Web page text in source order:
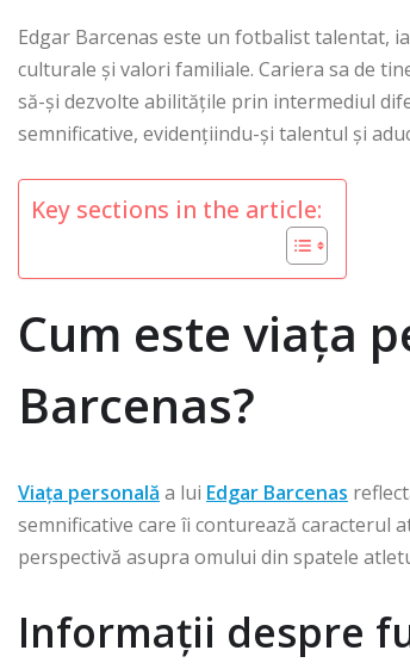
Edgar Barcenas este un fotbalist talentat,
culturale și valori familiale. Cariera sa de
să-și dezvolte abilitățile prin intermediul
semnificative, evidențiindu-și talentul și
Key sections in the article:
Cum este viața
Barcenas?
Viața personală a lui Edgar Barcenas
semnificative care îi conturează caracterul
perspectivă asupra omului din spatele
Informații despre